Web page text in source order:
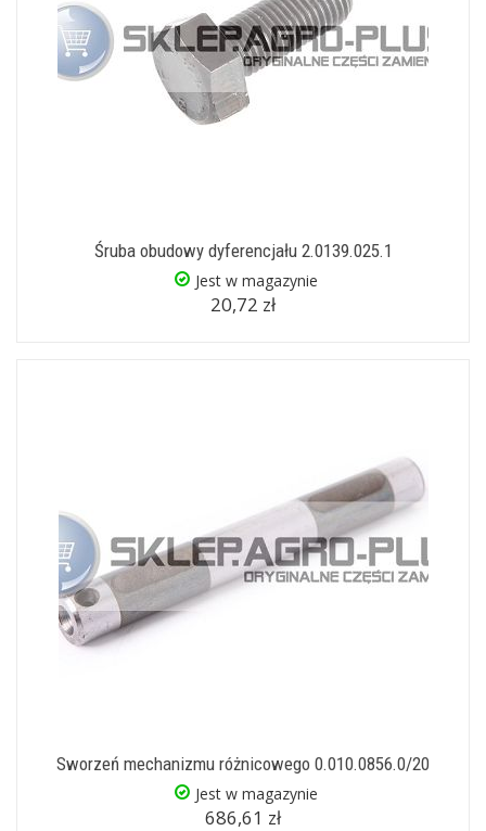
Śruba obudowy dyferencjału 2.0139.025.1
Jest w magazynie
20,72 zł
Sworzeń mechanizmu różnicowego 0.010.0856.0/20
Jest w magazynie
686,61 zł